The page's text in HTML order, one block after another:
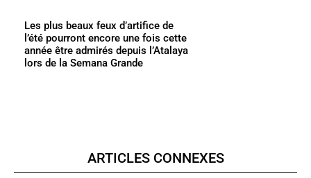
Les plus beaux feux d’artifice de
l’été pourront encore une fois cette
année être admirés depuis l’Atalaya
lors de la Semana Grande
ARTICLES CONNEXES